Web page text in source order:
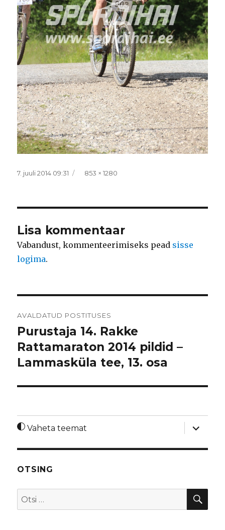
Postitatud
7. juuli 2014 09:31 Täissuurus
853 × 1280
Lisa kommentaar
Vabandust, kommenteerimiseks pead sisse
logima.
AVALDATUD POSTITUSES
Purustaja 14. Rakke
Rattamaraton 2014 pildid –
Lammasküla tee, 13. osa
Vaheta teemat
laienda
OTSING
Otsi: